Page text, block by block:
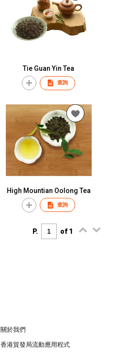
Tie Guan Yin Tea
查詢
High Mountian Oolong Tea
查詢
P. of 1
關於我們
香港貿發局流動應用程式